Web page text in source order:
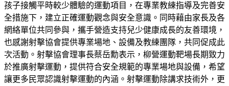
孩子接觸平時較少體驗的運動項目，在專業教練指導及完善安
全措施下，建立正確運動觀念與安全意識。同時藉由家長及各
網絡單位共同參與，攜手營造支持兒少健康成長的友善環境，
也感謝射擊協會提供專業場地、設備及教練團隊，共同促成此
次活動。射擊協會理事長蔡岳勳表示，柳營運動靶場長期致力
於推廣射擊運動，提供符合安全規範的專業場地與設備，希望
讓更多民眾認識射擊運動的內涵。射擊運動除講求技術外，更